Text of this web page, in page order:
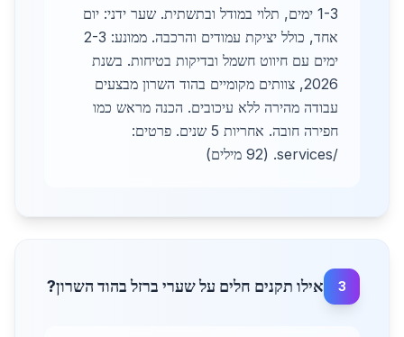
1-3 ימים, תלוי במודל ובתשתית. שער ידני: יום
אחד, כולל יציקת עמודים והרכבה. ממונע: 2-3
ימים עם חיווט חשמל ובדיקות בטיחות. בשנת
2026, צוותים מקומיים בהוד השרון מבצעים
עבודה מהירה ללא עיכובים. הכנה מראש כמו
חפירה חובה. אחריות 5 שנים. פרטים:
/services. (92 מילים)
3 אילו תקנים חלים על שערי ברזל בהוד השרון?